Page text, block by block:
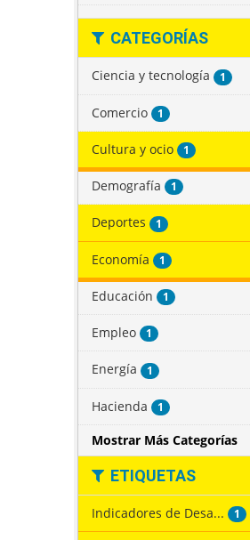
CATEGORÍAS
Ciencia y tecnología 1
Comercio 1
Cultura y ocio 1
Demografía 1
Deportes 1
Economía 1
Educación 1
Empleo 1
Energía 1
Hacienda 1
Mostrar Más Categorías
ETIQUETAS
Indicadores de Desa... 1